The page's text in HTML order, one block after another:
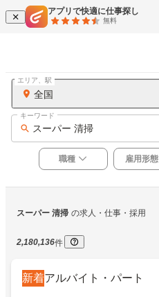
アプリで快適に仕事探し
無料
全国
エリア、駅
スーパー 清掃
キーワード
職種 雇用形態
スーパー 清掃 の求人・仕事・採用
2,180,136件
新着アルバイト・パート